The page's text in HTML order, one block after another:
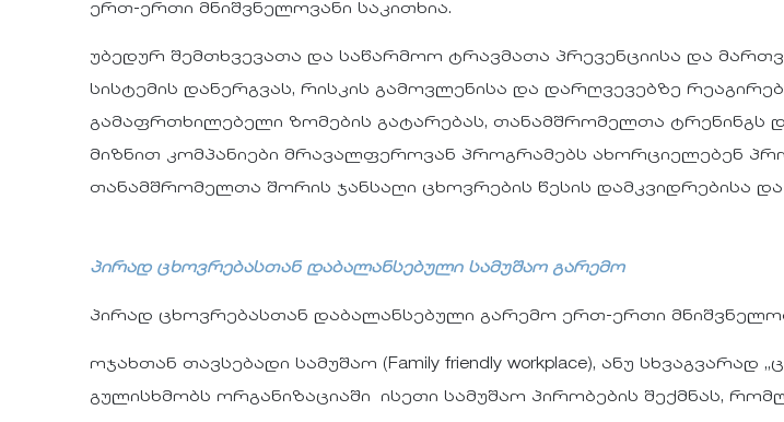
ერთ-ერთი მნიშვნელოვანი საკითხია.
უბედურ შემთხვევათა და საწარმოო ტრავმათა პრევენციისა და
სისტემის დანერგვას, რისკის გამოვლენისა და დარღვევებზე
გამაფრთხილებელი ზომების გატარებას, თანამშრომელთა
მიზნით კომპანიები მრავალფეროვან პროგრამებს ახორციელებენ
თანამშრომელთა შორის ჯანსაღი ცხოვრების წესის დამკვიდრებისა
პირად ცხოვრებასთან დაბალანსებული სამუშაო გარემო
პირად ცხოვრებასთან დაბალანსებული გარემო ერთ-ერთი
ოჯახთან თავსებადი სამუშაო (Family friendly workplace), ანუ სხვაგვარად
გულისხმობს ორგანიზაციაში ისეთი სამუშაო პირობების შექმნას,